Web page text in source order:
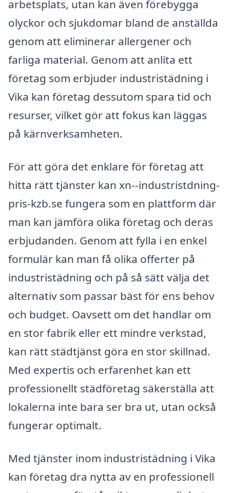
arbetsplats, utan kan även förebygga
olyckor och sjukdomar bland de anställda
genom att eliminerar allergener och
farliga material. Genom att anlita ett
företag som erbjuder industristädning i
Vika kan företag dessutom spara tid och
resurser, vilket gör att fokus kan läggas
på kärnverksamheten.
För att göra det enklare för företag att
hitta rätt tjänster kan xn--industristdning-
pris-kzb.se fungera som en plattform där
man kan jämföra olika företag och deras
erbjudanden. Genom att fylla i en enkel
formulär kan man få olika offerter på
industristädning och på så sätt välja det
alternativ som passar bäst för ens behov
och budget. Oavsett om det handlar om
en stor fabrik eller ett mindre verkstad,
kan rätt städtjänst göra en stor skillnad.
Med expertis och erfarenhet kan ett
professionellt städföretag säkerställa att
lokalerna inte bara ser bra ut, utan också
fungerar optimalt.
Med tjänster inom industristädning i Vika
kan företag dra nytta av en professionell